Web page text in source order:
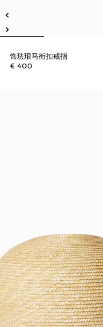
饰珐琅马衔扣戒指
€ 400